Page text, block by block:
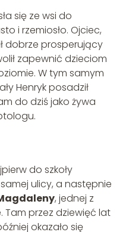
się ze wsi do
i rzemiosło. Ojciec,
dobrze prosperujący
zapewnić dzieciom
W tym samym
Henryk posadził
do dziś jako żywa
do szkoły
ulicy, a następnie
, jednej z
Tam przez dziewięć lat
okazało się